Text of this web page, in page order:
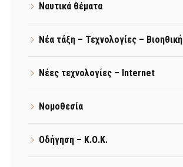
Ναυτικά θέματα
Νέα τάξη – Τεχνολογίες – Βιοηθική
Νέες τεχνολογίες – Internet
Νομοθεσία
Οδήγηση – Κ.Ο.Κ.